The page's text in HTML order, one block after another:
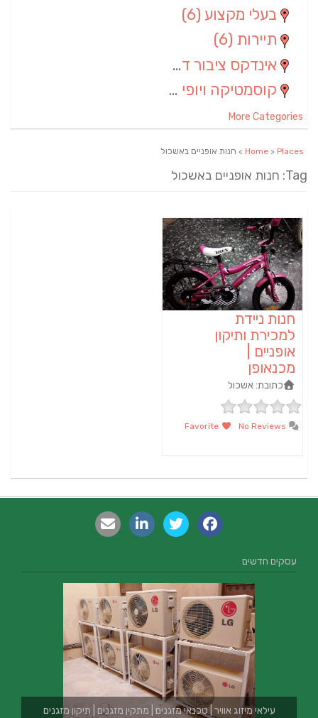
בעלי מקצוע (6)
תיירות (6)
אינדקס ציבור דתי
קוסמטיקה ויופי (4)
More Categories
Home > Places > חנות אופניים באשכול
Tag: חנות אופניים באשכול
חנות ניידת
למכירת ותיקון
אופניים |
מכנאופן
כתובת:אשכול
עסקים חדשים
עילאי מיזוג אוויר | טכנאי מזגנים | מתקין מזגנים | תיקון מזגנים